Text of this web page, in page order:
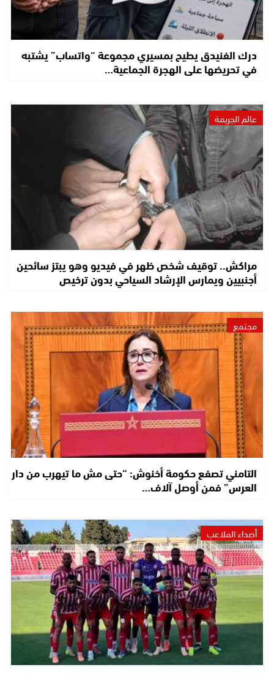
درك الفنيدق يطيح بمسيري مجموعة “واتساب” يشتبه
في تحريضها على الهجرة الجماعية…
عالم الجريمة
مراكش.. توقيف شخص ظهر في فيديو وهو يبتز سائحين
أجنبيين ويمارس الإرشاد السياحي بدون ترخيص
مجتمع
التامني تصفع حكومة أخنوش: “حتى مش ما تيهرب من دار
العرس” فمن أوصل آلاف…
أصداء الملاعب